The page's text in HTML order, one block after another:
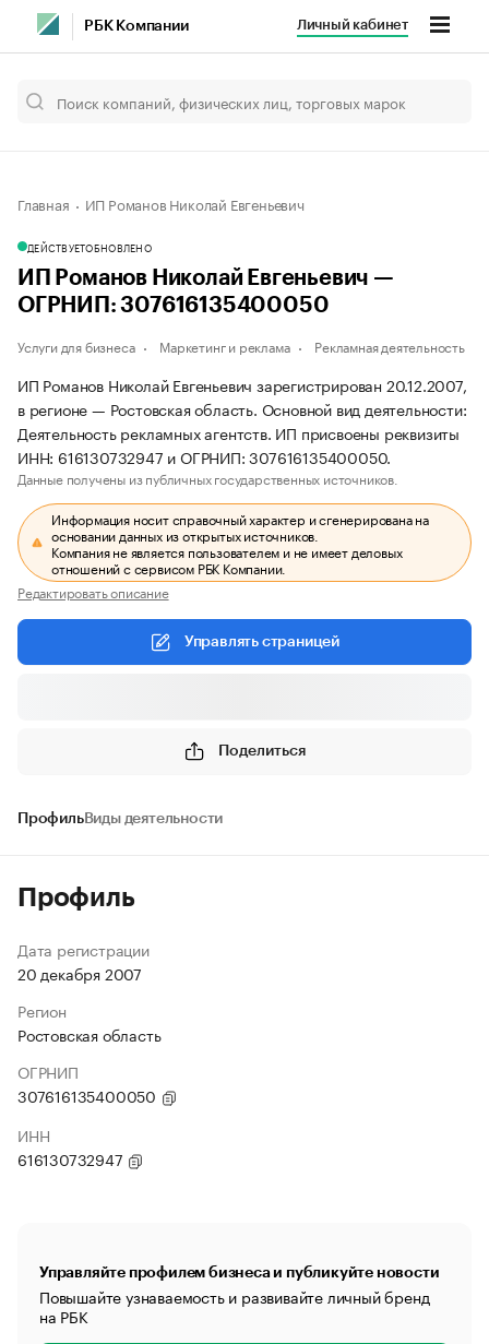
РБК Компании Личный кабинет
Главная ИП Романов Николай Евгеньевич
ДЕЙСТВУЕТОБНОВЛЕНО
ИП Романов Николай Евгеньевич —
ОГРНИП: 307616135400050
Услуги для бизнеса Маркетинг и реклама Рекламная деятельность
ИП Романов Николай Евгеньевич зарегистрирован 20.12.2007,
в регионе — Ростовская область. Основной вид деятельности:
Деятельность рекламных агентств. ИП присвоены реквизиты
ИНН: 616130732947 и ОГРНИП: 307616135400050.
Данные получены из публичных государственных источников.
Информация носит справочный характер и сгенерирована на
основании данных из открытых источников.
Компания не является пользователем и не имеет деловых
отношений с сервисом РБК Компании.
Редактировать описание
Управлять страницей
Поделиться
ПрофильВиды деятельности
Профиль
Дата регистрации
20 декабря 2007
Регион
Ростовская область
ОГРНИП
307616135400050
ИНН
616130732947
Управляйте профилем бизнеса и публикуйте новости
Повышайте узнаваемость и развивайте личный бренд
на РБК